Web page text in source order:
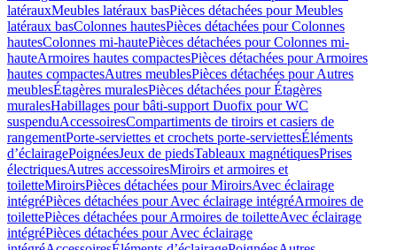
latérauxMeubles latéraux basPièces détachées pour Meubles
latéraux basColonnes hautesPièces détachées pour Colonnes
hautesColonnes mi-hautePièces détachées pour Colonnes mi-
hauteArmoires hautes compactesPièces détachées pour Armoires
hautes compactesAutres meublesPièces détachées pour Autres
meublesÉtagères muralesPièces détachées pour Étagères
muralesHabillages pour bâti-support Duofix pour WC
suspenduAccessoiresCompartiments de tiroirs et casiers de
rangementPorte-serviettes et crochets porte-serviettesÉléments
d’éclairagePoignéesJeux de piedsTableaux magnétiquesPrises
électriquesAutres accessoiresMiroirs et armoires et
toiletteMiroirsPièces détachées pour MiroirsAvec éclairage
intégréPièces détachées pour Avec éclairage intégréArmoires de
toilettePièces détachées pour Armoires de toiletteAvec éclairage
intégréPièces détachées pour Avec éclairage